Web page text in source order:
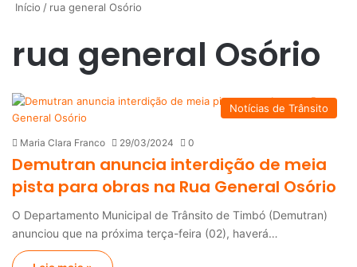
Início / rua general Osório
rua general Osório
Notícias de Trânsito
Maria Clara Franco 29/03/2024 0
Demutran anuncia interdição de meia
pista para obras na Rua General Osório
O Departamento Municipal de Trânsito de Timbó (Demutran)
anunciou que na próxima terça-feira (02), haverá…